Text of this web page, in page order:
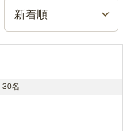
30名